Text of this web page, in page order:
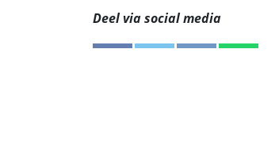
Deel via social media